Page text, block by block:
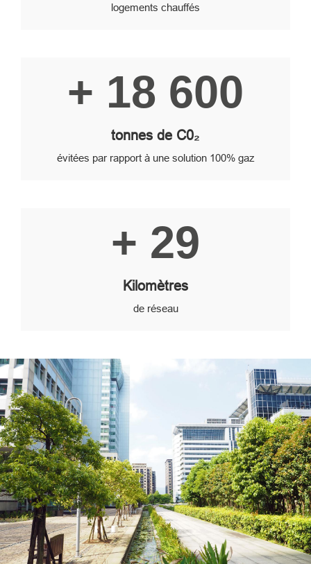
logements chauffés
+ 18 600
tonnes de C0₂
évitées par rapport à une solution 100% gaz
+ 29
Kilomètres
de réseau